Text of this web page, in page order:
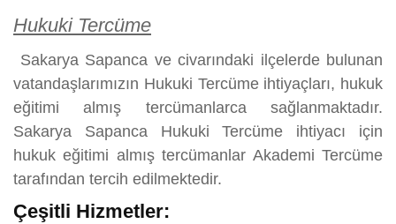
Hukuki Tercüme
Sakarya Sapanca ve civarındaki ilçelerde bulunan
vatandaşlarımızın Hukuki Tercüme ihtiyaçları, hukuk
eğitimi almış tercümanlarca sağlanmaktadır.
Sakarya Sapanca Hukuki Tercüme ihtiyacı için
hukuk eğitimi almış tercümanlar Akademi Tercüme
tarafından tercih edilmektedir.
Çeşitli Hizmetler: